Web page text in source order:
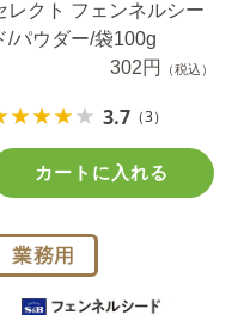
レクト フェンネルシー
/パウダー/袋100g
302円
（税込）
3.7 （3）
カートに入れる